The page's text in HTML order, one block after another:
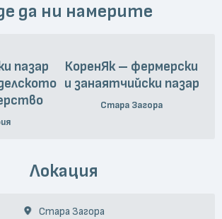
да ни намерите
пазар
КоренЯк – фермерски
и занаятчийски пазар
Стара Загора
Локация
Стара Загора